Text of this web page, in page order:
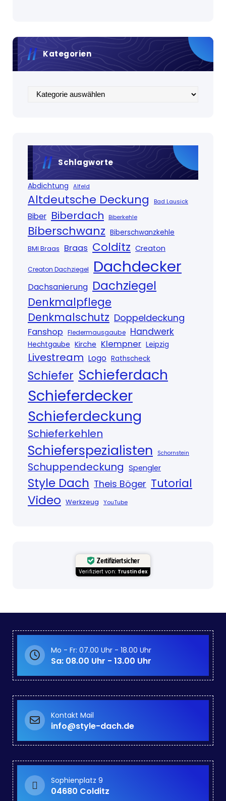
Kategorien
Kategorien
Schlagworte
Abdichtung Alfeld
Altdeutsche Deckung Bad Lausick
Biber Biberdach Biberkehle
Biberschwanz Biberschwanzkehle
BMI Braas Braas Colditz Creaton
Creaton Dachziegel Dachdecker
Dachsanierung Dachziegel
Denkmalpflege
Denkmalschutz Doppeldeckung
Fanshop Fledermausgaube Handwerk
Hechtgaube Kirche Klempner Leipzig
Livestream Logo Rathscheck
Schiefer Schieferdach
Schieferdecker
Schieferdeckung
Schieferkehlen
Schieferspezialisten Schornstein
Schuppendeckung Spengler
Style Dach Theis Böger Tutorial
Video Werkzeug YouTube
Zertifiziert sicher
Verifiziert von: Trustindex
Mo - Fr: 07.00 Uhr - 18.00 Uhr
Sa: 08.00 Uhr - 13.00 Uhr
Kontakt Mail
info@style-dach.de
Sophienplatz 9
04680 Colditz